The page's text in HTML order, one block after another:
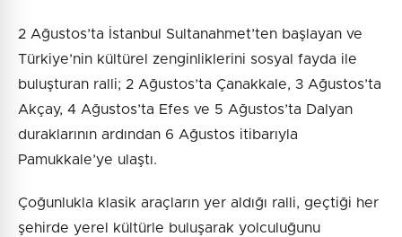
2 Ağustos’ta İstanbul Sultanahmet’ten başlayan ve
Türkiye’nin kültürel zenginliklerini sosyal fayda ile
buluşturan ralli; 2 Ağustos’ta Çanakkale, 3 Ağustos’ta
Akçay, 4 Ağustos’ta Efes ve 5 Ağustos’ta Dalyan
duraklarının ardından 6 Ağustos itibarıyla
Pamukkale’ye ulaştı.
Çoğunlukla klasik araçların yer aldığı ralli, geçtiği her
şehirde yerel kültürle buluşarak yolculuğunu